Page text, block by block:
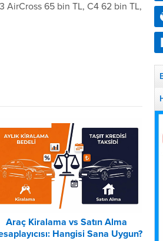
AirCross 65 bin TL, C4 62 bin TL,
Araç Kiralama vs Satın Alma
Hangisi Sana Uygun?